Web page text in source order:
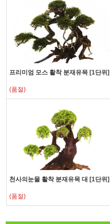
프리미엄 모스 활착 분재유목 [1단위]
(품절)
천사의눈물 활착 분재유목 대 [1단위]
(품절)